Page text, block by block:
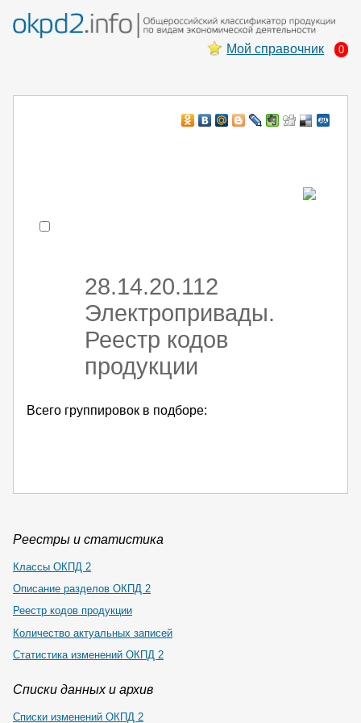
Мой справочник 0
28.14.20.112
Электропривады.
Реестр кодов
продукции
Всего группировок в подборе:
Реестры и статистика
Классы ОКПД 2
Описание разделов ОКПД 2
Реестр кодов продукции
Количество актуальных записей
Статистика изменений ОКПД 2
Списки данных и архив
Списки изменений ОКПД 2